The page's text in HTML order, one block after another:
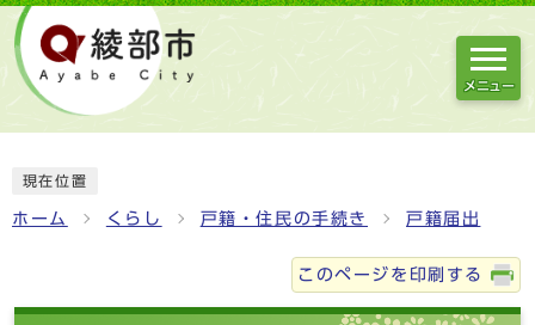
メニュー
現在位置
ホーム くらし 戸籍・住民の手続き 戸籍届出
このページを印刷する